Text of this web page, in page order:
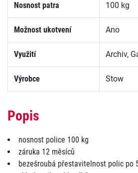
Nosnost patra 100 kg
Možnost ukotvení Ano
Využití Archiv,
Výrobce Stow
Popis
nosnost police 100 kg
záruka 12 měsíců
bezešroubá přestavitelnost polic po